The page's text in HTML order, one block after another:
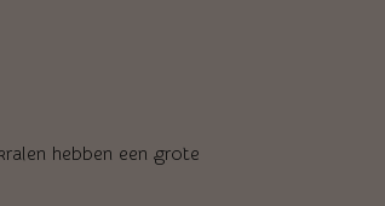
hebben een grote